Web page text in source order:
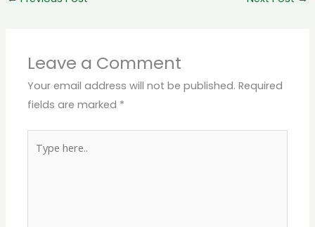
Leave a Comment
Your email address will not be published. Required
fields are marked *
here..